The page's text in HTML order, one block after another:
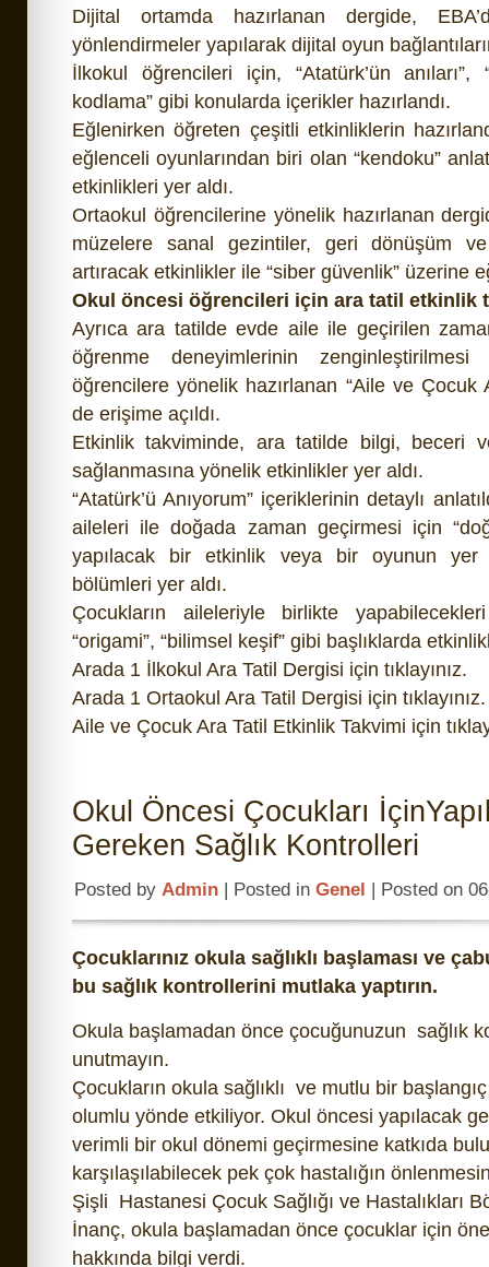
Dijital ortamda hazırlanan dergide,
yönlendirmeler yapılarak dijital oyun
İlkokul öğrencileri için, “Atatürk’ün anıları”,
kodlama” gibi konularda içerikler hazırlandı.
Eğlenirken öğreten çeşitli etkinliklerin
eğlenceli oyunlarından biri olan “kendoku”
etkinlikleri yer aldı.
Ortaokul öğrencilerine yönelik hazırlanan
müzelere sanal gezintiler, geri dönüşüm ve
artıracak etkinlikler ile “siber güvenlik” üzerine
Okul öncesi öğrencileri için ara tatil etkinlik
Ayrıca ara tatilde evde aile ile geçirilen
öğrenme deneyimlerinin
öğrencilere yönelik hazırlanan “Aile ve Çocuk
de erişime açıldı.
Etkinlik takviminde, ara tatilde bilgi, beceri ve
sağlanmasına yönelik etkinlikler yer aldı.
“Atatürk’ü Anıyorum” içeriklerinin detaylı
aileleri ile doğada zaman geçirmesi için
yapılacak bir etkinlik veya bir oyunun yer
bölümleri yer aldı.
Çocukların aileleriyle birlikte
“origami”, “bilimsel keşif” gibi başlıklarda
Arada 1 İlkokul Ara Tatil Dergisi için tıklayınız.
Arada 1 Ortaokul Ara Tatil Dergisi için tıklayınız.
Aile ve Çocuk Ara Tatil Etkinlik Takvimi için
Okul Öncesi Çocukları
Gereken Sağlık Kontrolleri
Posted by Admin | Posted in Genel | Posted on
Çocuklarınız okula sağlıklı başlaması ve
bu sağlık kontrollerini mutlaka yaptırın.
Okula başlamadan önce çocuğunuzun sağlık
unutmayın.
Çocukların okula sağlıklı ve mutlu bir
olumlu yönde etkiliyor. Okul öncesi yapılacak
verimli bir okul dönemi geçirmesine katkıda
karşılaşılabilecek pek çok hastalığın
Şişli Hastanesi Çocuk Sağlığı ve Hastalıkları
İnanç, okula başlamadan önce çocuklar için
hakkında bilgi verdi.